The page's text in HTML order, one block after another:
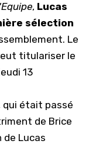
, Lucas
sélection
Le
titulariser le
13
qui était passé
de Brice
Lucas